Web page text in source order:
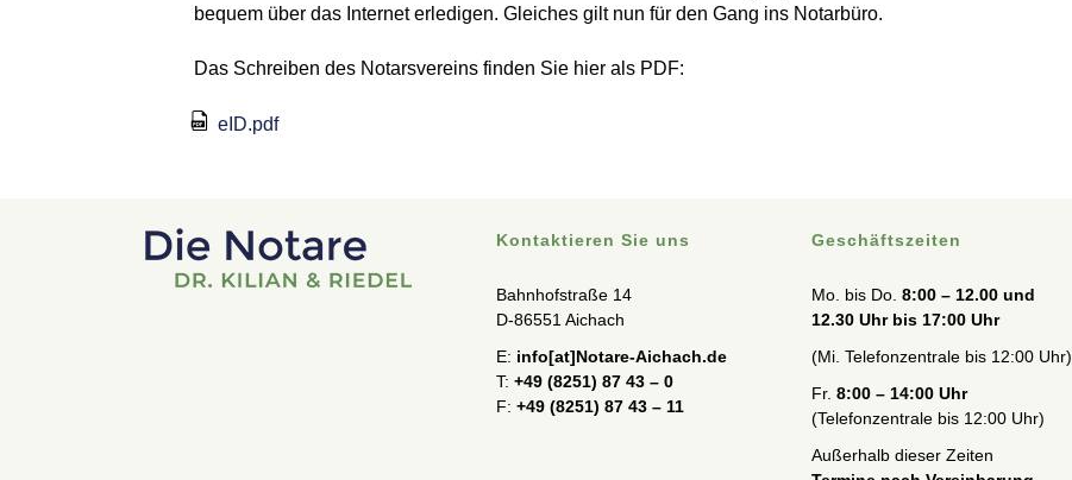
bequem über das Internet erledigen. Gleiches gilt nun für den Gang ins Notarbüro.
Das Schreiben des Notarsvereins finden Sie hier als PDF:
eID.pdf
Kontaktieren Sie uns
Bahnhofstraße 14
D-86551 Aichach
E: info[at]Notare-Aichach.de
T: +49 (8251) 87 43 – 0
F: +49 (8251) 87 43 – 11
Geschäftszeiten
Mo. bis Do. 8:00 – 12.00 und
12.30 Uhr bis 17:00 Uhr
(Mi. Telefonzentrale bis 12:00 Uhr)
Fr. 8:00 – 14:00 Uhr
(Telefonzentrale bis 12:00 Uhr)
Außerhalb dieser Zeiten